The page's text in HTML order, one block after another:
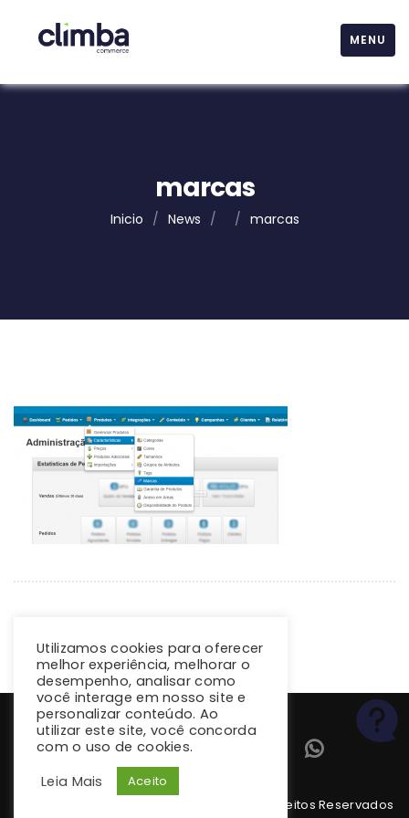
MENU
marcas
Inicio / News / / marcas
Copyright 2026 climba.com.br. Todos os Direitos Reservados
Utilizamos cookies para oferecer
melhor experiência, melhorar o
desempenho, analisar como
você interage em nosso site e
personalizar conteúdo. Ao
utilizar este site, você concorda
com o uso de cookies.
Leia Mais
Aceito